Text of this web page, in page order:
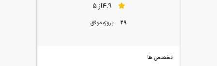
4.9از 5
29 پروژه موفق
تخصص ها